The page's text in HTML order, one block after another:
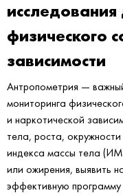
физического
зависимости
Антропометрия —
мониторинга
и наркотической
тела, роста,
индекса массы тела
или ожирения, выявить
эффективную